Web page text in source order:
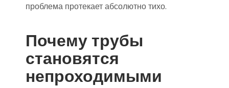
проблема протекает абсолютно тихо.
Почему трубы
становятся
непроходимыми